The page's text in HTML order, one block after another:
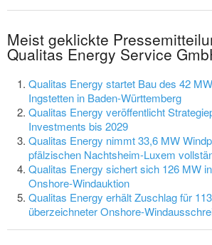
Meist geklickte
Qualitas Energy Service
Qualitas Energy startet Bau des 42
Ingstetten in Baden-Württemberg
Qualitas Energy veröffentlicht
Investments bis 2029
Qualitas Energy nimmt 33,6 MW
pfälzischen Nachtsheim-Luxem
Qualitas Energy sichert sich 126 MW
Onshore‑Windauktion
Qualitas Energy erhält Zuschlag für
überzeichneter Onshore-